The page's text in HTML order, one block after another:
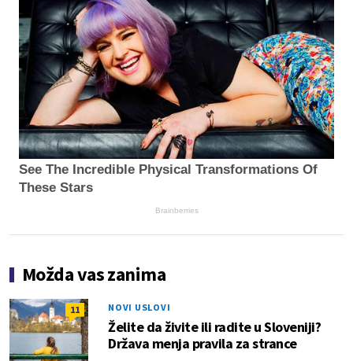
See The Incredible Physical Transformations Of
These Stars
Brainberries
Možda vas zanima
11 NOVI USLOVI
Želite da živite ili radite u Sloveniji?
Država menja pravila za strance